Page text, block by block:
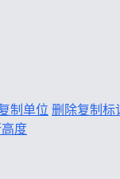
制单位 删除复制标
度